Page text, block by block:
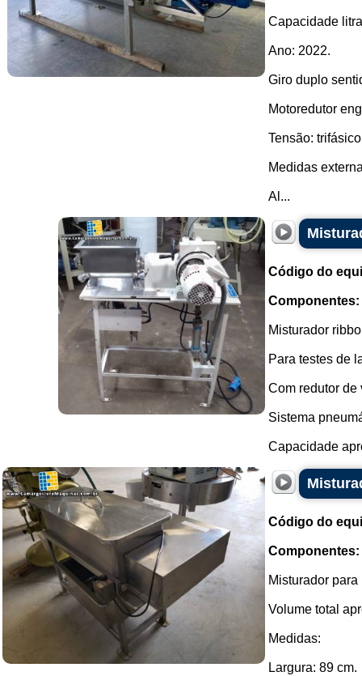
Capacidade
Ano: 2022.
Giro duplo
Motoredutor
Tensão:
Medidas
Al...
Código do
Componentes:
Misturador
Para testes de
Com redutor de
Sistema
Capacidade
Código do
Componentes:
Misturador
Volume total
Medidas:
Largura: 89 cm.